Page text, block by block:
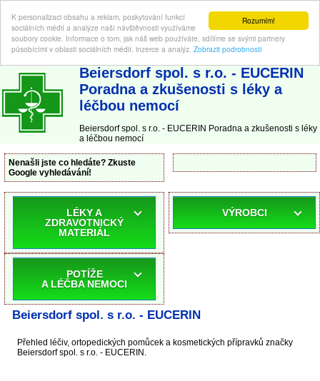
Rozumím!
K personalizaci obsahu a reklam, poskytování funkcí
sociálních médií a analýze naší návštěvnosti využíváme
soubory cookie. Informace o tom, jak náš web používáte, sdílíme se svými partnery
působícími v oblasti sociálních médií, inzerce a analýz. Zobrazit podrobnosti
ABC-LEKARNA.cz | Poradna a zkušenosti s léky a léčbou nemocí
Beiersdorf spol. s r.o. - EUCERIN
Poradna a zkušenosti s léky a
léčbou nemocí
Beiersdorf spol. s r.o. - EUCERIN Poradna a zkušenosti s léky
a léčbou nemocí
Nenašli jste co hledáte? Zkuste
Google vyhledávání!
LÉKY A
ZDRAVOTNICKÝ
MATERIÁL
POTÍŽE
A LÉČBA NEMOCI
VÝROBCI
Beiersdorf spol. s r.o. - EUCERIN
Přehled léčiv, ortopedických pomůcek a kosmetických přípravků značky
Beiersdorf spol. s r.o. - EUCERIN.